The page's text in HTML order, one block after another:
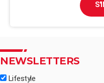
NEWSLETTERS
Lifestyle